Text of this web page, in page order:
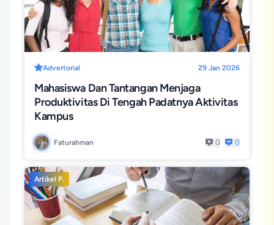
Advertorial 29 Jan 2026
Mahasiswa Dan Tantangan Menjaga
Produktivitas Di Tengah Padatnya Aktivitas
Kampus
Faturahman 0 0
Artikel P.